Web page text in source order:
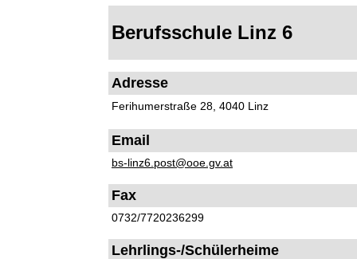
Berufsschule Linz 6
Adresse
Ferihumerstraße 28, 4040 Linz
Email
bs-linz6.post@ooe.gv.at
Fax
0732/7720236299
Lehrlings-/Schülerheime